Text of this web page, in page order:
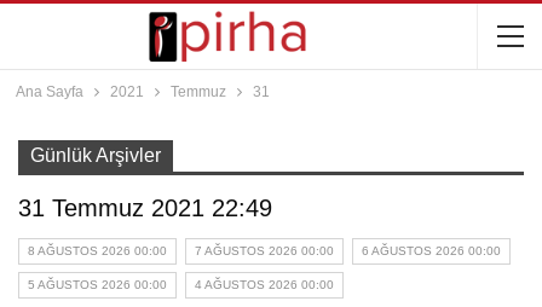
Ana Sayfa 2021 Temmuz 31
Günlük Arşivler
31 Temmuz 2021 22:49
8 AĞUSTOS 2026 00:00 7 AĞUSTOS 2026 00:00 6 AĞUSTOS 2026 00:00
5 AĞUSTOS 2026 00:00 4 AĞUSTOS 2026 00:00